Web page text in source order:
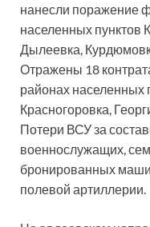
нанесли поражение
населенных пунктов
Дылеевка,
Отражены 18
районах населенных
Красногоровка,
Потери ВСУ за
военнослужащих,
бронированных
полевой артиллерии.